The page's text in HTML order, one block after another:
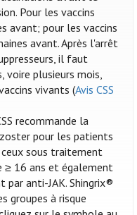
Pour les vaccins
avant; pour les vaccins
avant. Après l'arrêt
il faut
voire plusieurs mois,
vivants (Avis CSS
recommande la
pour les patients
ceux sous traitement
≥ 16 ans et également
anti-JAK. Shingrix®
groupes à risque